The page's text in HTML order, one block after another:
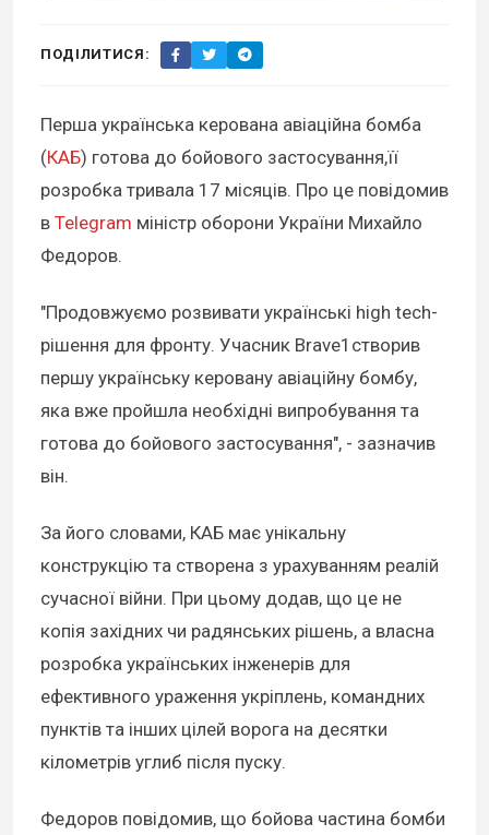
ПОДІЛИТИСЯ:
Перша українська керована авіаційна бомба
(КАБ) готова до бойового застосування,її
розробка тривала 17 місяців. Про це повідомив
в Telegram міністр оборони України Михайло
Федоров.
"Продовжуємо розвивати українські high tech-
рішення для фронту. Учасник Brave1створив
першу українську керовану авіаційну бомбу,
яка вже пройшла необхідні випробування та
готова до бойового застосування", - зазначив
він.
За його словами, КАБ має унікальну
конструкцію та створена з урахуванням реалій
сучасної війни. При цьому додав, що це не
копія західних чи радянських рішень, а власна
розробка українських інженерів для
ефективного ураження укріплень, командних
пунктів та інших цілей ворога на десятки
кілометрів углиб після пуску.
Федоров повідомив, що бойова частина бомби